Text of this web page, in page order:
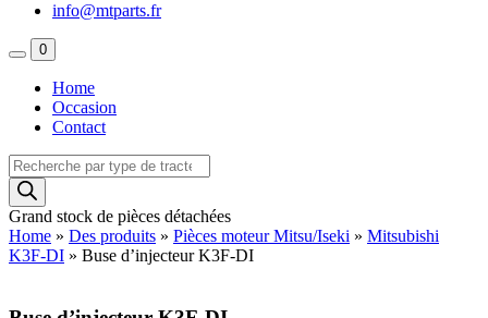
info@mtparts.fr
0
Home
Occasion
Contact
Recherche
de
produits
Grand stock de pièces détachées
Home » Des produits » Pièces moteur Mitsu/Iseki » Mitsubishi
K3F-DI » Buse d’injecteur K3F-DI